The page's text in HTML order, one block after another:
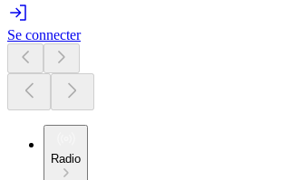
Se connecter
Radio